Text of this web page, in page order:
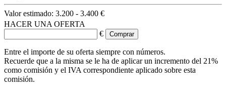
Valor estimado: 3.200 - 3.400 €
HACER UNA OFERTA
€
Entre el importe de su oferta siempre con números.
Recuerde que a la misma se le ha de aplicar un incremento del 21%
como comisión y el IVA correspondiente aplicado sobre esta
comisión.